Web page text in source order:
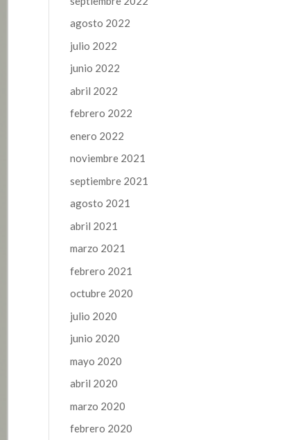
agosto 2022
julio 2022
junio 2022
abril 2022
febrero 2022
enero 2022
noviembre 2021
septiembre 2021
agosto 2021
abril 2021
marzo 2021
febrero 2021
octubre 2020
julio 2020
junio 2020
mayo 2020
abril 2020
marzo 2020
febrero 2020